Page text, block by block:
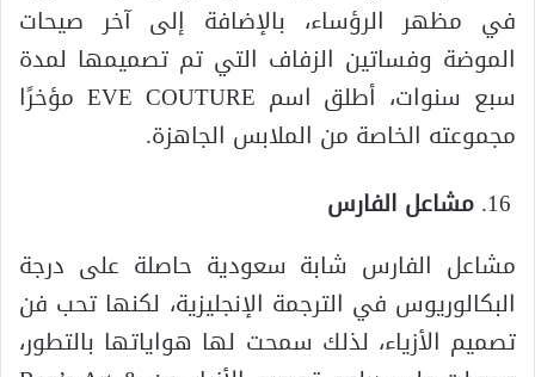
في مظهر الرؤساء، بالإضافة إلى آخر صيحات
الموضة وفساتين الزفاف التي تم تصميمها لمدة
سبع سنوات، أطلق اسم EVE COUTURE مؤخرًا
مجموعته الخاصة من الملابس الجاهزة.
مشاعل الفارس
مشاعل الفارس شابة سعودية حاصلة على درجة
البكالوريوس في الترجمة الإنجليزية، لكنها تحب فن
تصميم الأزياء، لذلك سمحت لها هواياتها بالتطور،